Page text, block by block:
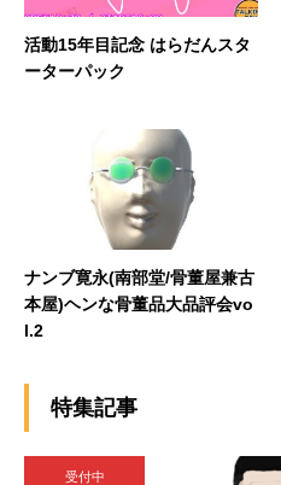
活動15年目記念 はらだんスタ
ーターパック
ナンブ寛永(南部堂/骨董屋兼古
本屋)ヘンな骨董品大品評会vo
l.2
特集記事
受付中